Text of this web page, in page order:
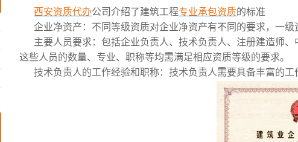
西安资质代办公司介绍了建筑工程专业承包资质的标准
企业净资产：不同等级资质对企业净资产有不同的要求，一级
主要人员要求：包括企业负责人、技术负责人、注册建造师
这些人员的数量、专业、职称等均需满足相应资质等级的要求。
技术负责人的工作经验和职称：技术负责人需要具备丰富的